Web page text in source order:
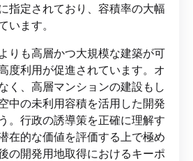
指定されており、容積率の大幅
います。
りも高層かつ大規模な建築が可
度利用が促進されています。オ
く、高層マンションの建設もし
中の未利用容積を活用した開発
。行政の誘導策を正確に理解す
在的な価値を評価する上で極め
の開発用地取得におけるキーポ